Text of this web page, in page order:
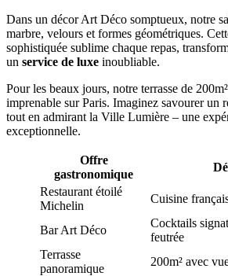
Dans un décor Art Déco somptueux, notre
marbre, velours et formes géométriques.
sophistiquée sublime chaque repas,
un service de luxe inoubliable.
Pour les beaux jours, notre terrasse de
imprenable sur Paris. Imaginez savourer un
tout en admirant la Ville Lumière – une
exceptionnelle.
Offre
gastronomique
Restaurant étoilé
Michelin
Cuisine
Bar Art Déco
Cocktails
feutrée
Terrasse
panoramique
200m² avec